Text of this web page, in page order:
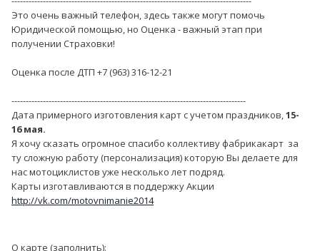
Это очень важный телефон, здесь также могут помочь
Юридической помощью, но Оценка - важный этап при
получении Страховки!
Оценка после ДТП +7 (963) 316-12-21
----------------------------------------------------------------------------------
Дата примерного изготовления карт с учетом праздников,15-
16 мая.
Я хочу сказать огромное спасибо коллективу фабрикакарт за
ту сложную работу (персонализация) которую Вы делаете для
нас мотоциклистов уже несколько лет подряд.
Карты изготавливаются в поддержку Акции
http://vk.com/motovnimanie2014
О карте (заполнить):